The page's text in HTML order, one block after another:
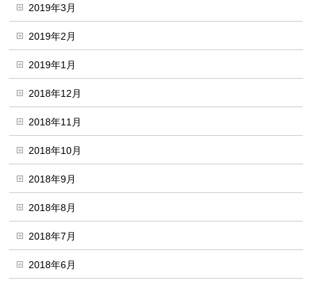
2019年3月
2019年2月
2019年1月
2018年12月
2018年11月
2018年10月
2018年9月
2018年8月
2018年7月
2018年6月